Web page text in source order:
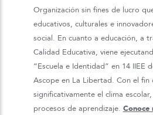
Organización sin fines de lucro
educativos, culturales e
social. En cuanto a educación, a
Calidad Educativa, viene
“Escuela e Identidad” en 14 IIEE
Ascope en La Libertad. Con el fin
significativamente el clima
procesos de aprendizaje. Conoce